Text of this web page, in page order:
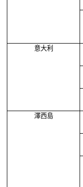
意大利
澤西島